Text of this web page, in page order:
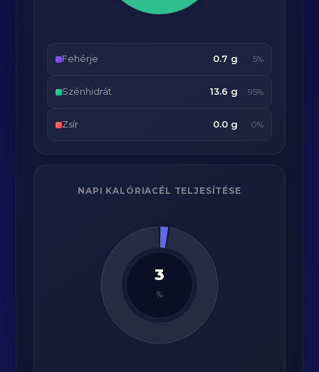
Fehérje 0.7 g 5%
Szénhidrát 13.6 g 95%
Zsír 0.0 g 0%
NAPI KALÓRIACÉL TELJESÍTÉSE
3
%